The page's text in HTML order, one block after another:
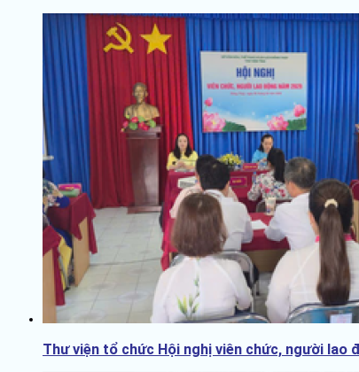
Thư viện tổ chức Hội nghị viên chức, người lao